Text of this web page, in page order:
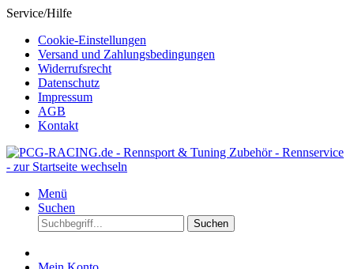
Service/Hilfe
Cookie-Einstellungen
Versand und Zahlungsbedingungen
Widerrufsrecht
Datenschutz
Impressum
AGB
Kontakt
Menü
Suchen
Suchen